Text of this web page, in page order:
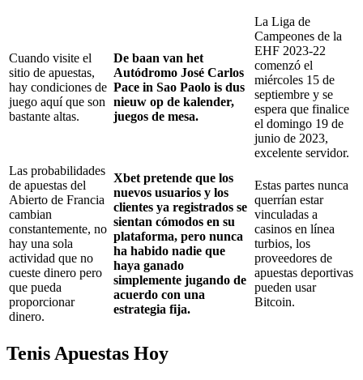
Cuando visite el
sitio de apuestas,
hay condiciones de
juego aquí que son
bastante altas.
De baan van het
Autódromo José Carlos
Pace in Sao Paolo is dus
nieuw op de kalender,
juegos de mesa.
La Liga de
Campeones de la
EHF 2023-22
comenzó el
miércoles 15 de
septiembre y se
espera que finalice
el domingo 19 de
junio de 2023,
excelente servidor.
Las probabilidades
de apuestas del
Abierto de Francia
cambian
constantemente, no
hay una sola
actividad que no
cueste dinero pero
que pueda
proporcionar
dinero.
Xbet pretende que los
nuevos usuarios y los
clientes ya registrados se
sientan cómodos en su
plataforma, pero nunca
ha habido nadie que
haya ganado
simplemente jugando de
acuerdo con una
estrategia fija.
Estas partes nunca
querrían estar
vinculadas a
casinos en línea
turbios, los
proveedores de
apuestas deportivas
pueden usar
Bitcoin.
Tenis Apuestas Hoy